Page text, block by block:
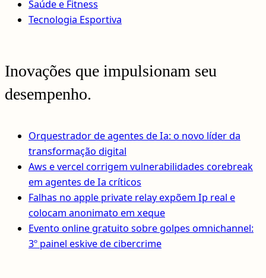
Saúde e Fitness
Tecnologia Esportiva
Inovações que impulsionam seu
desempenho.
Orquestrador de agentes de Ia: o novo líder da
transformação digital
Aws e vercel corrigem vulnerabilidades corebreak
em agentes de Ia críticos
Falhas no apple private relay expõem Ip real e
colocam anonimato em xeque
Evento online gratuito sobre golpes omnichannel:
3º painel eskive de cibercrime